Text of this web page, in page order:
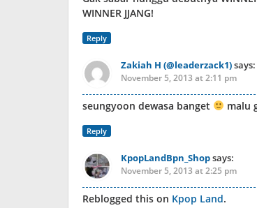
WINNER JJANG!
Reply
Zakiah H (@leaderzack1)says:
November 5, 2013 at 2:11 pm
seungyoon dewasa banget malu
Reply
KpopLandBpn_Shopsays:
November 5, 2013 at 2:25 pm
Reblogged this on Kpop Land.